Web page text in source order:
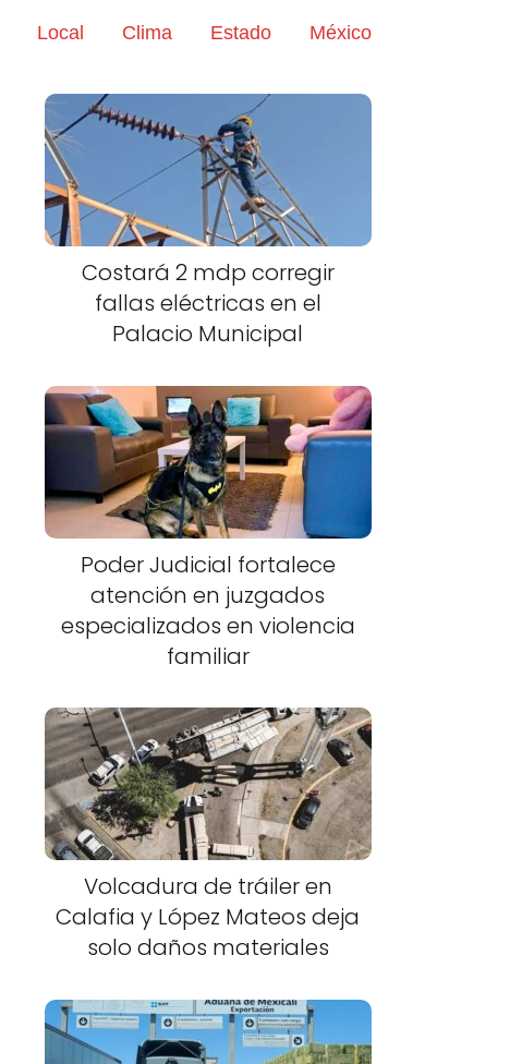
Local Clima Estado México
Costará 2 mdp corregir
fallas eléctricas en el
Palacio Municipal
Poder Judicial fortalece
atención en juzgados
especializados en violencia
familiar
Volcadura de tráiler en
Calafia y López Mateos deja
solo daños materiales